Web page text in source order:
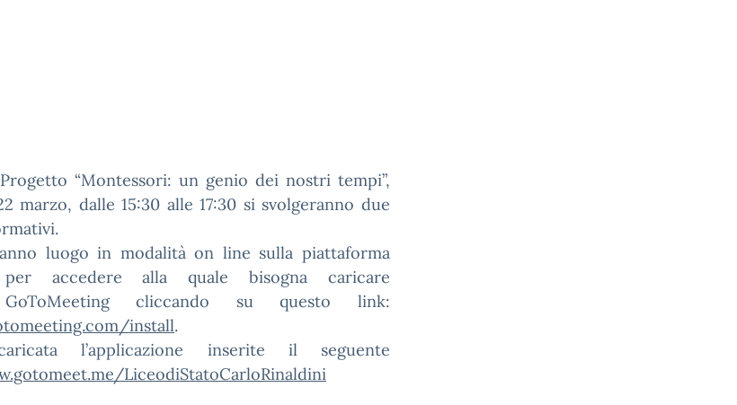
“Montessori: un genio dei nostri tempi”,
marzo, dalle 15:30 alle 17:30 si svolgeranno due
luogo in modalità on line sulla piattaforma
per accedere alla quale bisogna caricare
GoToMeeting cliccando su questo link:
install.
l’applicazione inserite il seguente
LiceodiStatoCarloRinaldini